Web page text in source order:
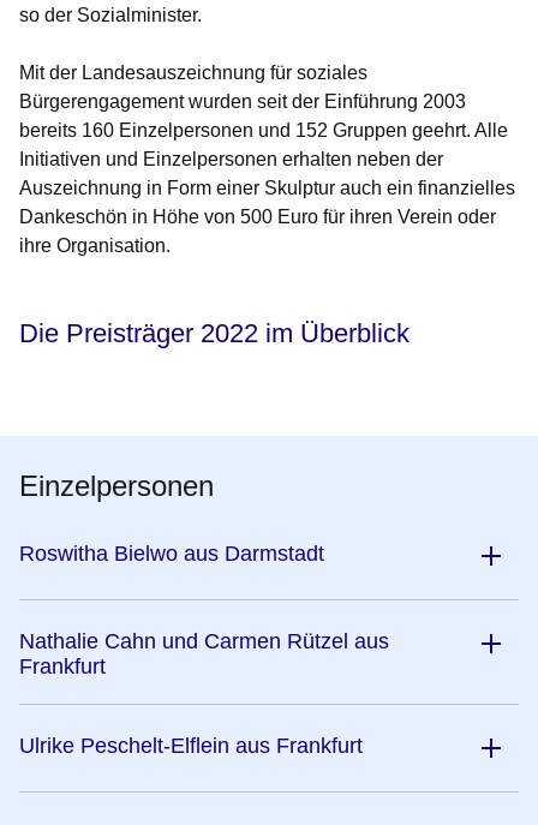
so der Sozialminister.
Mit der Landesauszeichnung für soziales
Bürgerengagement wurden seit der Einführung 2003
bereits 160 Einzelpersonen und 152 Gruppen geehrt. Alle
Initiativen und Einzelpersonen erhalten neben der
Auszeichnung in Form einer Skulptur auch ein finanzielles
Dankeschön in Höhe von 500 Euro für ihren Verein oder
ihre Organisation.
Die Preisträger 2022 im Überblick
Einzelpersonen
Roswitha Bielwo aus Darmstadt
Nathalie Cahn und Carmen Rützel aus
Frankfurt
Ulrike Peschelt-Elflein aus Frankfurt